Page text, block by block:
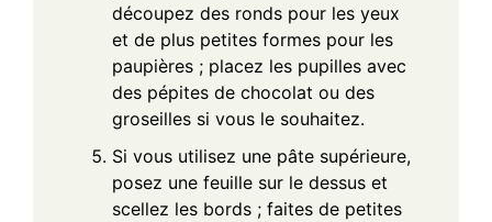
découpez des ronds pour les yeux
et de plus petites formes pour les
paupières ; placez les pupilles avec
des pépites de chocolat ou des
groseilles si vous le souhaitez.
Si vous utilisez une pâte supérieure,
posez une feuille sur le dessus et
scellez les bords ; faites de petites